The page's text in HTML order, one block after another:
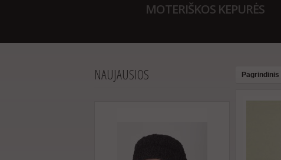
MOTERIŠKOS KEPURĖS
NAUJAUSIOS Pagrindinis